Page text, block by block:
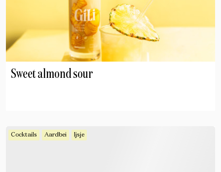
Sweet almond sour
Cocktails Aardbei Ijsje